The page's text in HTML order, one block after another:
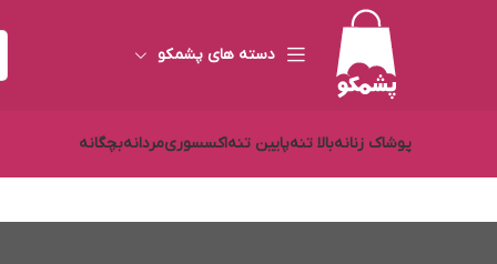
دسته های پشمکو
پوشاک زنانهبالا تنهپایین تنهاکسسوریمردانهبچگانه